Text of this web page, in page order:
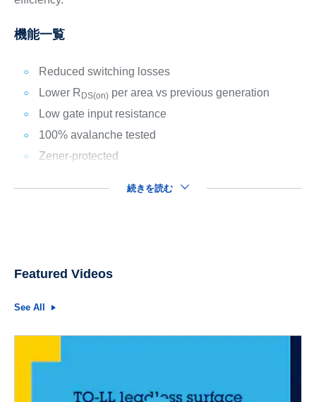
機能一覧
Reduced switching losses
Lower R DS(on)per area vs previous generation
Low gate input resistance
100% avalanche tested
Zener-protected
続きを読む
Featured Videos
See All